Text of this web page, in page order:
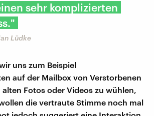
sehr komplizierten
Lüdke
uns zum Beispiel
auf der Mailbox von Verstorbenen
Fotos oder Videos zu wühlen,
die vertraute Stimme noch mal